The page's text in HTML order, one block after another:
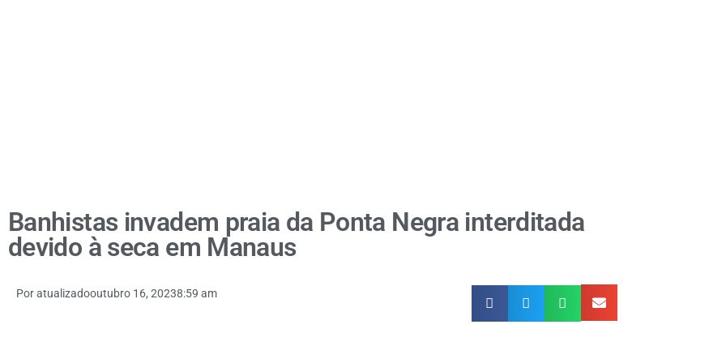
Banhistas invadem praia da Ponta Negra interditada
devido à seca em Manaus
Poratualizadooutubro 16, 20238:59 am